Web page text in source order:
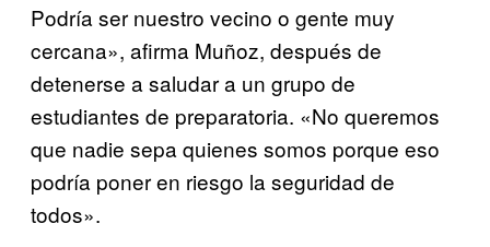
Podría ser nuestro vecino o gente muy
cercana», afirma Muñoz, después de
detenerse a saludar a un grupo de
estudiantes de preparatoria. «No queremos
que nadie sepa quienes somos porque eso
podría poner en riesgo la seguridad de
todos».